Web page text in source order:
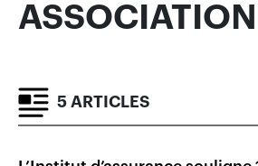
5 ARTICLES